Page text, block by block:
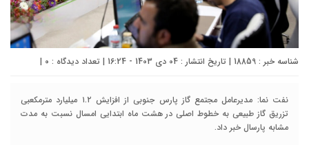
شناسه خبر : 18859 | تاریخ انتشار : 04 دی 1403 - 16:24 | تعداد دیدگاه : ۰ |
نفت نما: مدیرعامل مجتمع گاز پارس جنوبی از افزایش ۱.۲ میلیارد مترمکعبی
تزریق گاز طبیعی به خطوط اصلی در هشت ماه ابتدایی امسال نسبت به مدت
مشابه پارسال خبر داد.